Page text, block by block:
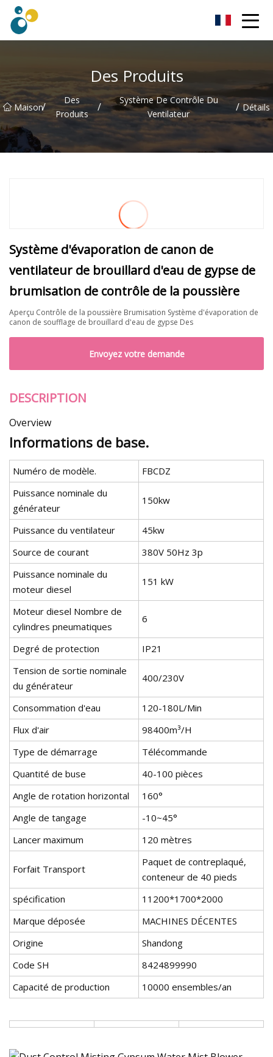
Des Produits
Maison/
Des
Produits
/
Système De Contrôle Du
Ventilateur
/ Détails
Système d'évaporation de canon de
ventilateur de brouillard d'eau de gypse de
brumisation de contrôle de la poussière
Aperçu Contrôle de la poussière Brumisation Système d'évaporation de
canon de soufflage de brouillard d'eau de gypse Des
Envoyez votre demande
DESCRIPTION
Overview
Informations de base.
Numéro de modèle.
FBCDZ
Puissance nominale du
générateur
150kw
Puissance du ventilateur
45kw
Source de courant
380V 50Hz 3p
Puissance nominale du
moteur diesel
151 kW
Moteur diesel Nombre de
cylindres pneumatiques
6
Degré de protection
IP21
Tension de sortie nominale
du générateur
400/230V
Consommation d'eau
120-180L/Min
Flux d'air
98400m³/H
Type de démarrage
Télécommande
Quantité de buse
40-100 pièces
Angle de rotation horizontal
160°
Angle de tangage
-10~45°
Lancer maximum
120 mètres
Forfait Transport
Paquet de contreplaqué,
conteneur de 40 pieds
spécification
11200*1700*2000
Marque déposée
MACHINES DÉCENTES
Origine
Shandong
Code SH
8424899990
Capacité de production
10000 ensembles/an